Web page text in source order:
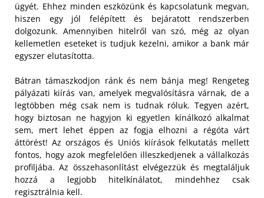
ügyét. Ehhez minden eszközünk és kapcsolatunk megvan,
hiszen egy jól felépített és bejáratott rendszerben
dolgozunk. Amennyiben hitelről van szó, még az olyan
kellemetlen eseteket is tudjuk kezelni, amikor a bank már
egyszer elutasította.
Bátran támaszkodjon ránk és nem bánja meg! Rengeteg
pályázati kiírás van, amelyek megvalósításra várnak, de a
legtöbben még csak nem is tudnak róluk. Tegyen azért,
hogy biztosan ne hagyjon ki egyetlen kínálkozó alkalmat
sem, mert lehet éppen az fogja elhozni a régóta várt
áttörést! Az országos és Uniós kiírások felkutatás mellett
fontos, hogy azok megfelelően illeszkedjenek a vállalkozás
profiljába. Az összehasonlítást elvégezzük és megtaláljuk
hozzá a legjobb hitelkínálatot, mindehhez csak
regisztrálnia kell.